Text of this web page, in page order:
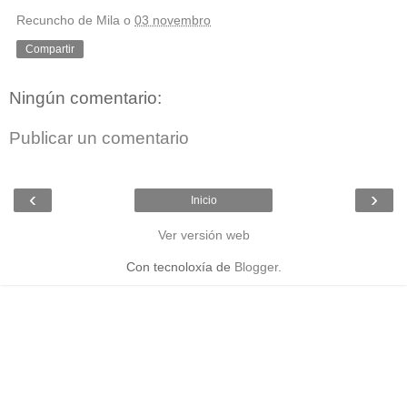
Recuncho de Mila o 03 novembro
Compartir
Ningún comentario:
Publicar un comentario
‹ ›
Inicio
Ver versión web
Con tecnoloxía de Blogger.